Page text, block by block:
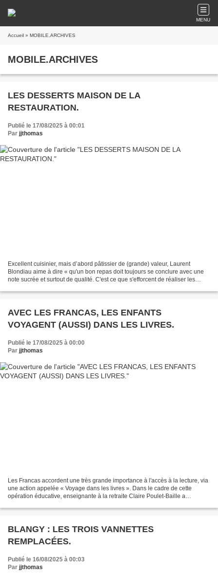
MENU
Accueil » MOBILE.ARCHIVES
MOBILE.ARCHIVES
LES DESSERTS MAISON DE LA
RESTAURATION.
Publié le 17/08/2025 à 00:01
Par jjthomas
Excellent cuisinier, mais d’abord pâtissier de (grande) valeur, Laurent
Blondiau aime à dire « qu'un bon repas doit toujours se conclure avec une
note sucrée et surtout de qualité. C'est ce que s'efforcent de réaliser les
AVEC LES FRANCAS, LES ENFANTS
VOYAGENT (AUSSI) DANS LES LIVRES.
Publié le 17/08/2025 à 00:00
Par jjthomas
Les Francas accordent une très grande importance à l'accès à la lecture, via
une action appelée « Voyage dans les livres ». Dans le cadre de cette
opération éducative, enseignante à la retraite Claire Poulet-Baille a
BLANGY : LES TROIS VANNETTES
REMPLACÉES.
Publié le 16/08/2025 à 00:03
Par jjthomas